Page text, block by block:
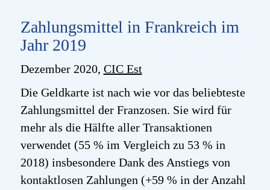
Zahlungsmittel in Frankreich im
Jahr 2019
Dezember 2020, CIC Est
Die Geldkarte ist nach wie vor das beliebteste
Zahlungsmittel der Franzosen. Sie wird für
mehr als die Hälfte aller Transaktionen
verwendet (55 % im Vergleich zu 53 % in
2018) insbesondere Dank des Anstiegs von
kontaktlosen Zahlungen (+59 % in der Anzahl